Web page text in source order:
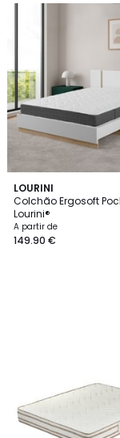
LOURINI
Colchão Ergosoft
Lourini®
A partir de
149.90 €